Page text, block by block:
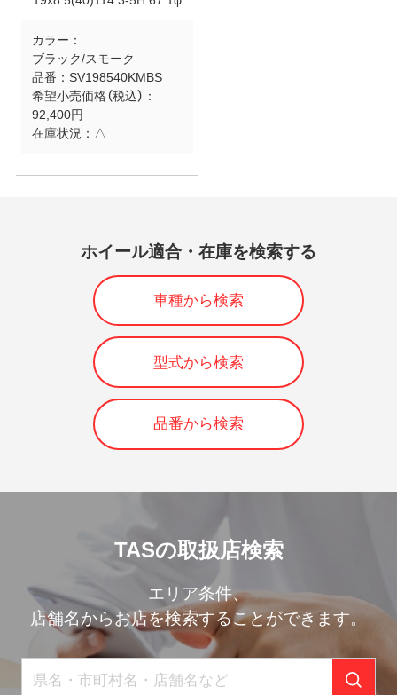
カラー：
ブラック/スモーク
品番： SV198540KMBS
希望小売価格（税込）：
92,400円
在庫状況： △
ホイール適合・在庫を検索する
車種から検索
型式から検索
品番から検索
TASの取扱店検索
エリア条件、
店舗名からお店を検索することができます。